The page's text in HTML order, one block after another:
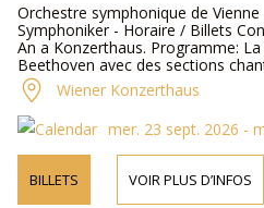
Orchestre symphonique de
Symphoniker - Horaire / Billets
An a Konzerthaus. Programme:
Beethoven avec des sections
an die Freude) de Friedrich von
Wiener Konzerthaus
mer. 23 sept. 2026 -
BILLETS VOIR PLUS D’INFOS